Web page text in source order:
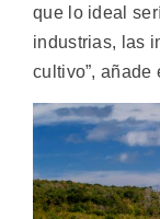
que lo ideal
industrias, las
cultivo”, añade